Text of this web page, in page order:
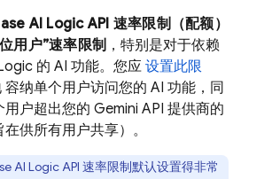
AI LogicAPI 速率限制（配额）
用户”速率限制 ，特别是对于依赖
的 AI 功能。您应 设置此限
容纳单个用户访问您的 AI 功能，同
用户超出您的 Gemini API 提供商的
供所有用户共享）。
AI LogicAPI 速率限制默认设置得非常